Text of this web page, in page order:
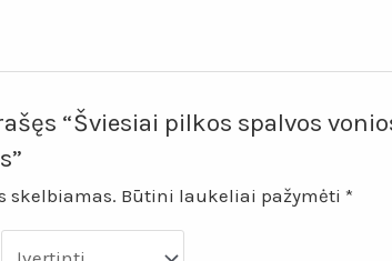
“Šviesiai pilkos spalvos
skelbiamas. Būtini laukeliai pažymėti*